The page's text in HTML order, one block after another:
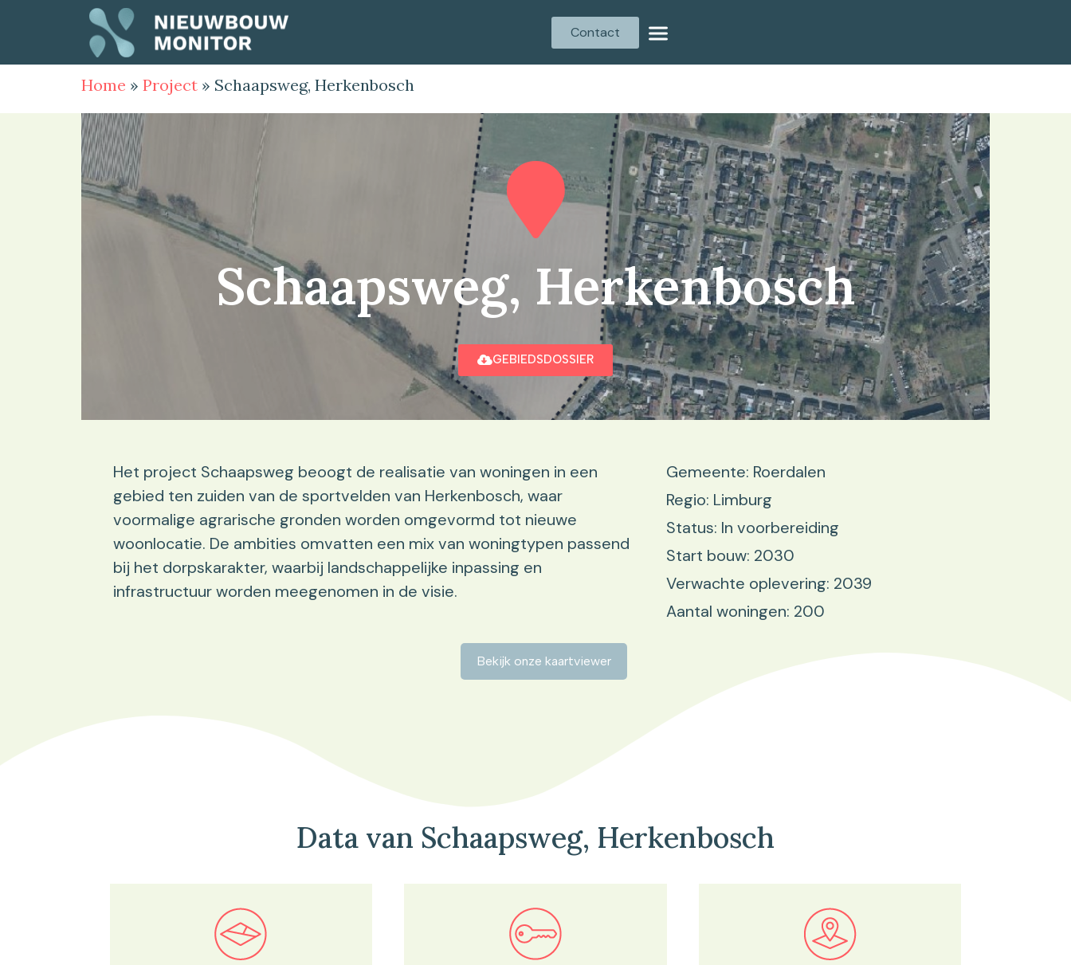
Contact
Home » Project » Schaapsweg, Herkenbosch
Schaapsweg, Herkenbosch
GEBIEDSDOSSIER
Het project Schaapsweg beoogt de realisatie van woningen in een
gebied ten zuiden van de sportvelden van Herkenbosch, waar
voormalige agrarische gronden worden omgevormd tot nieuwe
woonlocatie. De ambities omvatten een mix van woningtypen passend
bij het dorpskarakter, waarbij landschappelijke inpassing en
infrastructuur worden meegenomen in de visie.
Gemeente: Roerdalen
Regio: Limburg
Status: In voorbereiding
Start bouw: 2030
Verwachte oplevering: 2039
Aantal woningen: 200
Bekijk onze kaartviewer
Data van Schaapsweg, Herkenbosch
Bekijk in onze kaartviewer Bekijk in onze kaartviewer Bekijk in onze kaartviewer